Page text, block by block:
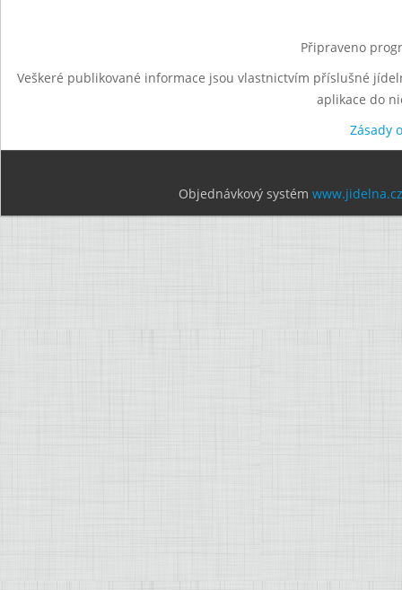
Připraveno
Veškeré publikované informace jsou vlastnictvím příslušné
aplikace do
Zásady
Objednávkový systém www.jidelna.cz